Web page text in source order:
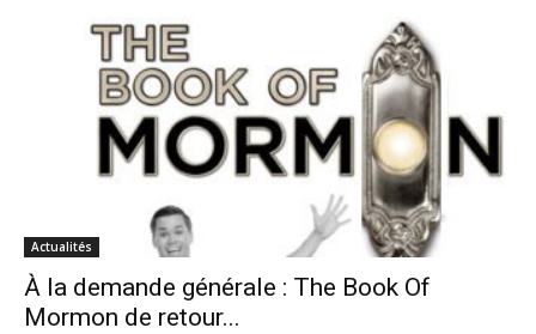
Actualités
À la demande générale : The Book Of
Mormon de retour...